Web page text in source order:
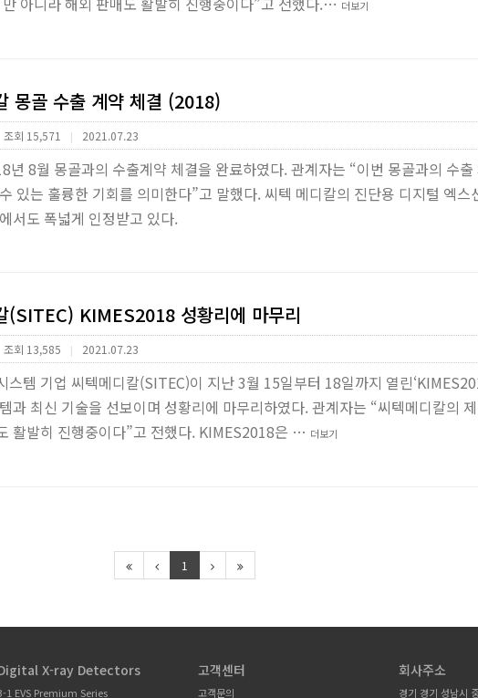
더보기
몽골 수출 계약 체결 (2018)
조회 15,571 | 2021.07.23
년 8월 몽골과의 수출계약 체결을 완료하였다. 관계자는 “이번 몽골과의 수
있는 훌륭한 기회를 의미한다”고 말했다. 씨텍 메디칼의 진단용 디지털 엑
서도 폭넓게 인정받고 있다.
(SITEC) KIMES2018 성황리에 마무리
조회 13,585 | 2021.07.23
스템 기업 씨텍메디칼(SITEC)이 지난 3월 15일부터 18일까지 열린
과 최신 기술을 선보이며 성황리에 마무리하였다. 관계자는 “씨텍메디칼의
활발히 진행중이다”고 전했다. KIMES2018은 … 더보기
1
X-ray Detectors
1 EVS Premium Series
고객센터
고객문의
회사주소
경기 경기 성남시